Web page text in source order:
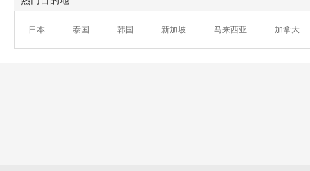
日本 泰国 韩国 新加坡 马来西亚 加拿大